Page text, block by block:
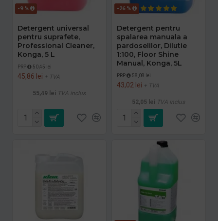
-9 %
Detergent universal
pentru suprafete,
Professional Cleaner,
Konga, 5 L
PRP 50,45 lei
45,86 lei + TVA
55,49 lei TVA inclus
-26 %
Detergent pentru
spalarea manuala a
pardoselilor, Dilutie
1:100, Floor Shine
Manual, Konga, 5L
PRP 58,08 lei
43,02 lei + TVA
52,05 lei TVA inclus